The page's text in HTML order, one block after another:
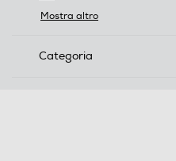
Filtra per Marca: BIG BEN
Mostra altro
Categoria